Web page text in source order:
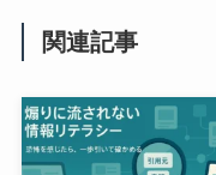
関連記事